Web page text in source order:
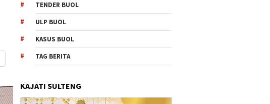
TENDER BUOL
ULP BUOL
KASUS BUOL
TAG BERITA
KAJATI SULTENG